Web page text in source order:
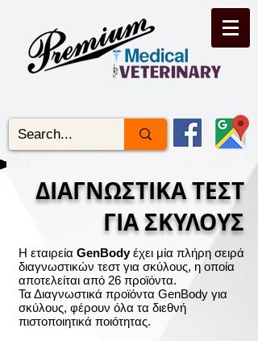
ΔΙΑΓΝΩΣΤΙΚΑ ΤΕΣΤ
ΓΙΑ ΣΚΥΛΟΥΣ
Η εταιρεία GenBodyέχει μία πλήρη σειρά
διαγνωστικών τεστ για σκύλους, η οποία
αποτελείται από 26 προϊόντα.
Τα Διαγνωστικά προϊόντα GenBody για
σκύλους, φέρουν όλα τα διεθνή
πιστοποιητικά ποιότητας.